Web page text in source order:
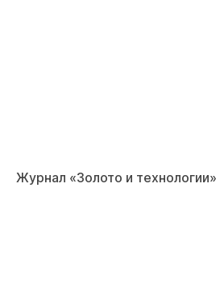
Журнал «Золото и технологии»